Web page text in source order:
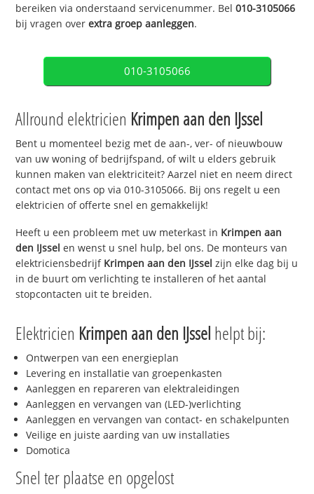
bereiken via onderstaand servicenummer. Bel010-3105066
bij vragen overextra groep aanleggen.
010-3105066
Allround elektricien Krimpen aan den IJssel
Bent u momenteel bezig met de aan-, ver- of nieuwbouw
van uw woning of bedrijfspand, of wilt u elders gebruik
kunnen maken van elektriciteit? Aarzel niet en neem direct
contact met ons op via 010-3105066. Bij ons regelt u een
elektricien of offerte snel en gemakkelijk!
Heeft u een probleem met uw meterkast in Krimpen aan
den IJssel en wenst u snel hulp, bel ons. De monteurs van
elektriciensbedrijf Krimpen aan den IJssel zijn elke dag bij u
in de buurt om verlichting te installeren of het aantal
stopcontacten uit te breiden.
Elektricien Krimpen aan den IJssel helpt bij:
Ontwerpen van een energieplan
Levering en installatie van groepenkasten
Aanleggen en repareren van elektraleidingen
Aanleggen en vervangen van (LED-)verlichting
Aanleggen en vervangen van contact- en schakelpunten
Veilige en juiste aarding van uw installaties
Domotica
Snel ter plaatse en opgelost